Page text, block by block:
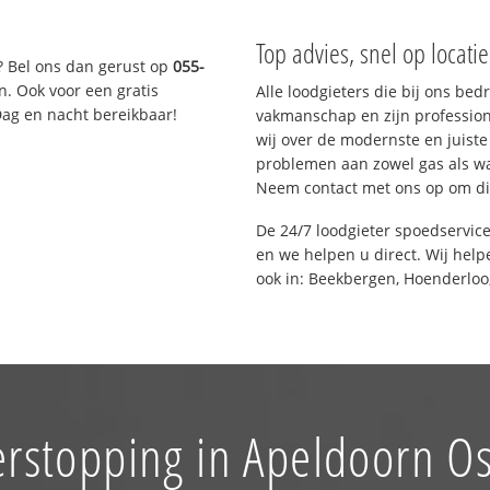
Bel ons dan gerust op055-
Ook voor een gratis
en nacht bereikbaar!
Top advies, snel op
Alle loodgieters die bij ons
vakmanschap en zijn
wij over de modernste en
problemen aan zowel gas als
Neem contact met ons op om
De 24/7 loodgieter
en we helpen u direct. Wij
ook in: Beekbergen,
in Apeldoorn